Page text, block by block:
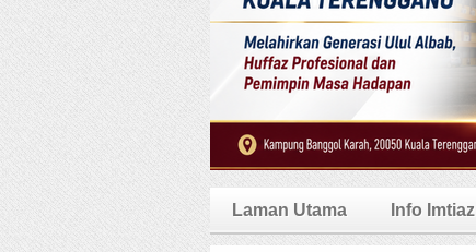
Laman Utama Info Imtiaz